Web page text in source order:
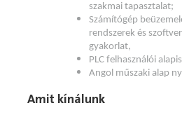
szakmai tapasztalat;
Számítógép
rendszerek és
gyakorlat,
PLC felhasználói
Angol műszaki alap
Amit kínálunk